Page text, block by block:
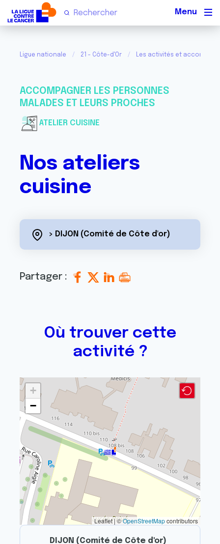
Ligue nationale 21 - Côte-d'Or Les activités et
ACCOMPAGNER LES PERSONNES
MALADES ET LEURS PROCHES
ATELIER CUISINE
Nos ateliers
cuisine
> DIJON (Comité de Côte d'or)
Partager :
Où trouver cette
activité ?
+
−
Leaflet | ©OpenStreetMapcontributors
DIJON (Comité de Côte d'or)